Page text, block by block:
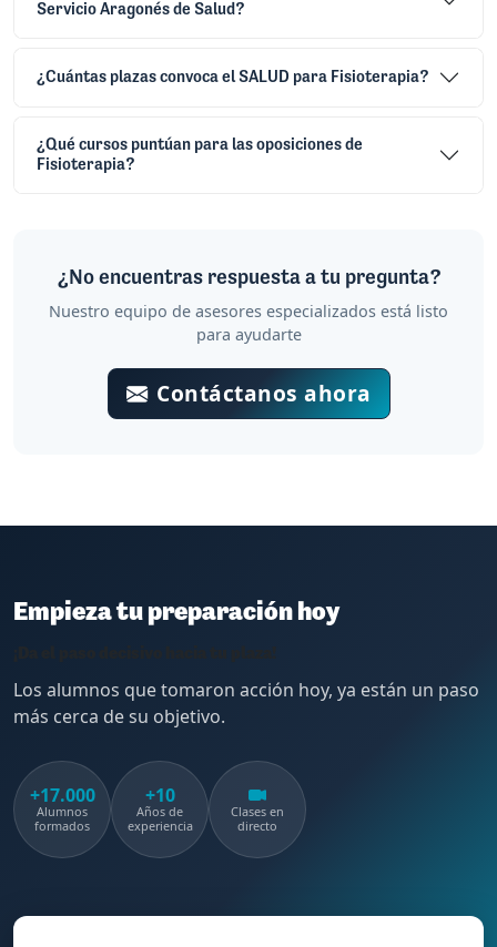
Servicio Aragonés de Salud?
¿Cuántas plazas convoca el SALUD para Fisioterapia?
¿Qué cursos puntúan para las oposiciones de
Fisioterapia?
¿No encuentras respuesta a tu pregunta?
Nuestro equipo de asesores especializados está listo
para ayudarte
Contáctanos ahora
Empieza tu preparación hoy
Los alumnos que tomaron acción hoy, ya están un paso
más cerca de su objetivo.
+17.000
Alumnos
formados
+10
Años de
experiencia
Clases en
directo